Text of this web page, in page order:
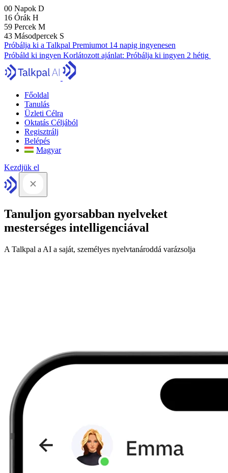
00 Napok D
16 Órák H
59 Percek M
41 Másodpercek S
Próbálja ki a Talkpal Premiumot 14 napig ingyenesen
Próbáld ki ingyen Korlátozott ajánlat: Próbálja ki ingyen 2 hétig
Főoldal
Tanulás
Üzleti Célra
Oktatás Céljából
Regisztrálj
Belépés
Magyar
Kezdjük el
Tanuljon gyorsabban nyelveket
mesterséges intelligenciával
A Talkpal a AI a saját, személyes nyelvtanároddá varázsolja